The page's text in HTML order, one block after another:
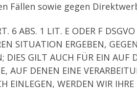
sowie gegen
ABS. 1 LIT. E ODER F DSGVO
SITUATION ERGEBEN,
DIES GILT AUCH FÜR EIN AUF
AUF DENEN EINE
EINLEGEN, WERDEN WIR